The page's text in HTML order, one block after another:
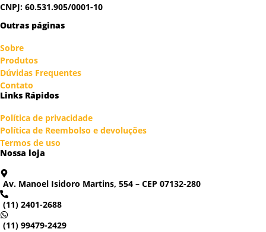
CNPJ: 60.531.905/0001-10
Outras páginas
Sobre
Produtos
Dúvidas Frequentes
Contato
Links Rápidos
Política de privacidade
Política de Reembolso e devoluções
Termos de uso
Nossa loja
Av. Manoel Isidoro Martins, 554 – CEP 07132-280
(11) 2401-2688
(11) 99479-2429